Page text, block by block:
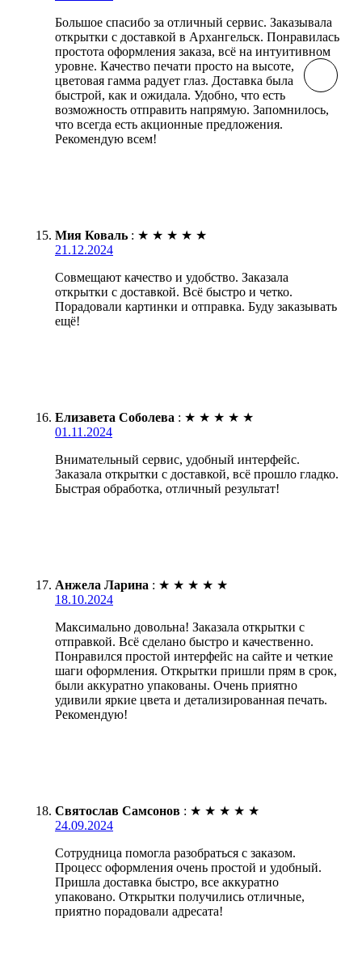
Большое спасибо за отличный сервис. Заказывала
открытки с доставкой в Архангельск. Понравилась
простота оформления заказа, всё на интуитивном
уровне. Качество печати просто на высоте,
цветовая гамма радует глаз. Доставка была
быстрой, как и ожидала. Удобно, что есть
возможность отправить напрямую. Запомнилось,
что всегда есть акционные предложения.
Рекомендую всем!
Мия Коваль : ★ ★ ★ ★ ★
21.12.2024
Совмещают качество и удобство. Заказала
открытки с доставкой. Всё быстро и четко.
Порадовали картинки и отправка. Буду заказывать
ещё!
Елизавета Соболева : ★ ★ ★ ★ ★
01.11.2024
Внимательный сервис, удобный интерфейс.
Заказала открытки с доставкой, всё прошло гладко.
Быстрая обработка, отличный результат!
Анжела Ларина : ★ ★ ★ ★ ★
18.10.2024
Максимально довольна! Заказала открытки с
отправкой. Всё сделано быстро и качественно.
Понравился простой интерфейс на сайте и четкие
шаги оформления. Открытки пришли прям в срок,
были аккуратно упакованы. Очень приятно
удивили яркие цвета и детализированная печать.
Рекомендую!
Святослав Самсонов : ★ ★ ★ ★ ★
24.09.2024
Сотрудница помогла разобраться с заказом.
Процесс оформления очень простой и удобный.
Пришла доставка быстро, все аккуратно
упаковано. Открытки получились отличные,
приятно порадовали адресата!